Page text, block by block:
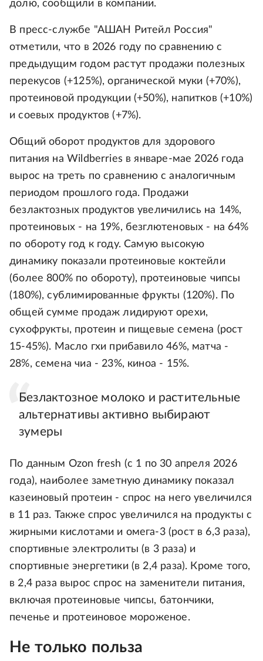
долю, сообщили в компании.
В пресс-службе "АШАН Ритейл Россия"
отметили, что в 2026 году по сравнению с
предыдущим годом растут продажи полезных
перекусов (+125%), органической муки (+70%),
протеиновой продукции (+50%), напитков (+10%)
и соевых продуктов (+7%).
Общий оборот продуктов для здорового
питания на Wildberries в январе-мае 2026 года
вырос на треть по сравнению с аналогичным
периодом прошлого года. Продажи
безлактозных продуктов увеличились на 14%,
протеиновых - на 19%, безглютеновых - на 64%
по обороту год к году. Самую высокую
динамику показали протеиновые коктейли
(более 800% по обороту), протеиновые чипсы
(180%), сублимированные фрукты (120%). По
общей сумме продаж лидируют орехи,
сухофрукты, протеин и пищевые семена (рост
15-45%). Масло гхи прибавило 46%, матча -
28%, семена чиа - 23%, киноа - 15%.
Безлактозное молоко и растительные
альтернативы активно выбирают
зумеры
По данным Ozon fresh (с 1 по 30 апреля 2026
года), наиболее заметную динамику показал
казеиновый протеин - спрос на него увеличился
в 11 раз. Также спрос увеличился на продукты с
жирными кислотами и омега-3 (рост в 6,3 раза),
спортивные электролиты (в 3 раза) и
спортивные энергетики (в 2,4 раза). Кроме того,
в 2,4 раза вырос спрос на заменители питания,
включая протеиновые чипсы, батончики,
печенье и протеиновое мороженое.
Не только польза